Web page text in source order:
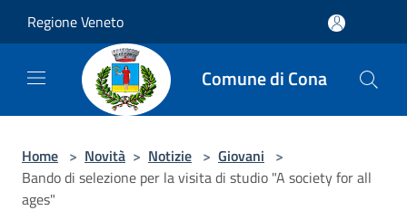
Regione Veneto
Comune di Cona
Home > Novità > Notizie > Giovani >
Bando di selezione per la visita di studio "A society for all
ages"